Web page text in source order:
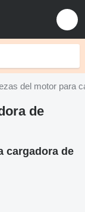
del motor para
de
cargadora de